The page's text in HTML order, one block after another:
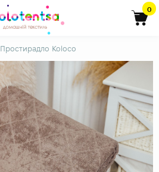
0
Простирадло Koloco